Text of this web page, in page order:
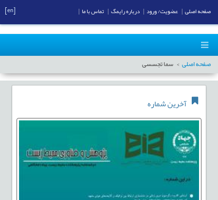
صفحه اصلی سما تجسسی
آخرین شماره
صفحه اصلی عضویت/ ورود درباره رایمگ تماس با ما